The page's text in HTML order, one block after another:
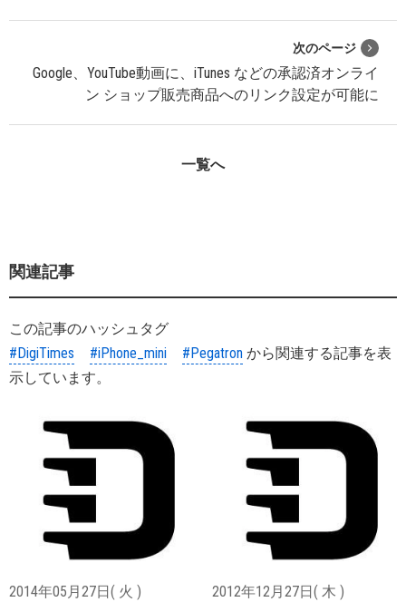
次のページ
Google、YouTube動画に、iTunes などの承認済オンライ
ン ショップ販売商品へのリンク設定が可能に
一覧へ
関連記事
この記事のハッシュタグ
#DigiTimes
#iPhone_mini #Pegatron から関連する記事を表
示しています。
2014年05月27日( 火 ) 2012年12月27日( 木 )